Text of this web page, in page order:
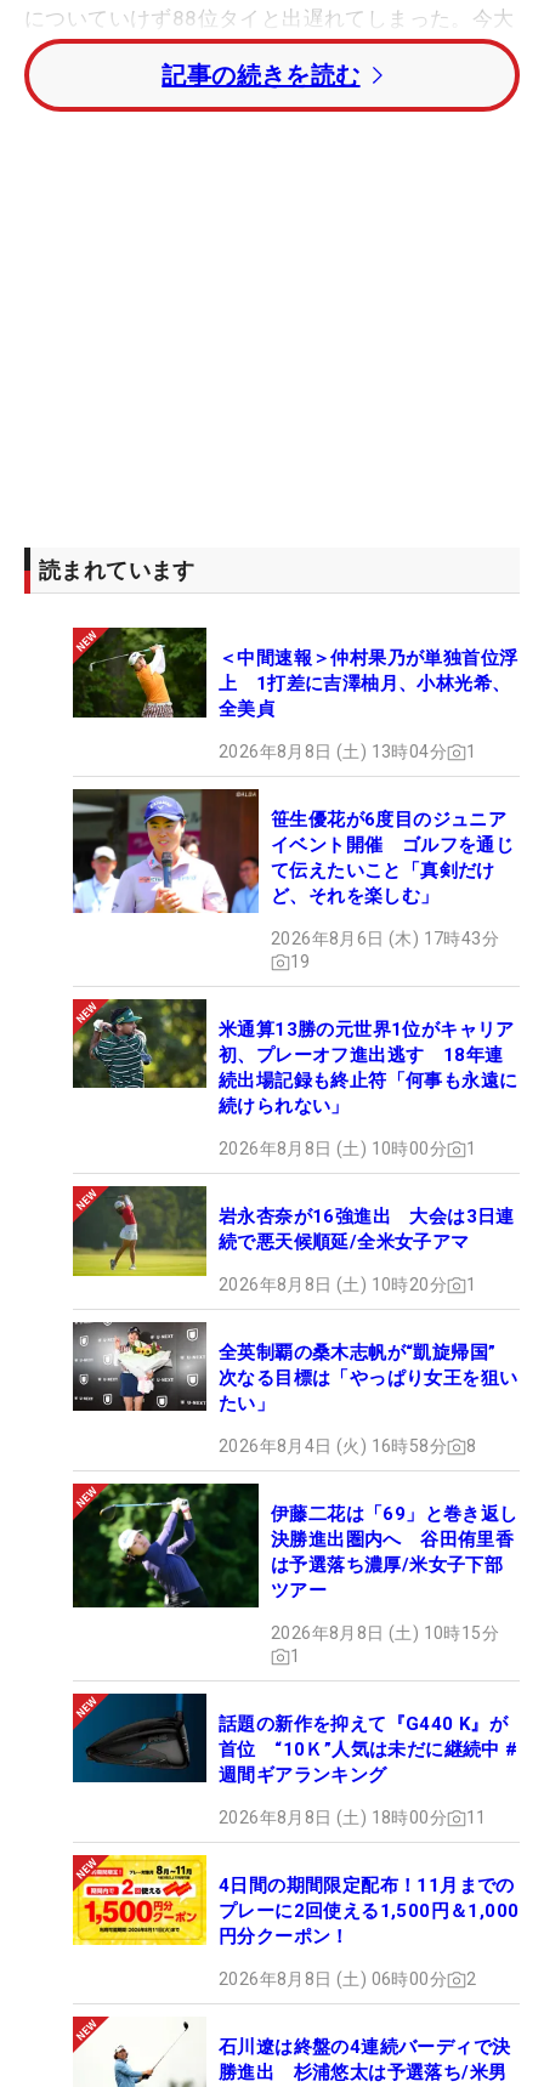
についていけず88位タイと出遅れてしまった。今大
会の結果いかんでは世界ランキングナンバー1戴冠
もあるが、出だしでいきなりつまづいてしまった。
まずは予選突破へ向け明日の巻き返しを誓う。
2位T：
4位T：ミーナ・リー
4位T：アンナ・ノルドクビスト
4位T：M・J・ハー(-6)
4位T：アレイナ・シャープ
(-5)他6名
88位T：宮里藍(E)他20名
記事の続きを読む
読まれています
＜中間速報＞仲村果乃が単独首位浮
上 1打差に吉澤柚月、小林光希、
全美貞
2026年8月8日 (土) 13時04分 1
笹生優花が6度目のジュニア
イベント開催 ゴルフを通じ
て伝えたいこと「真剣だけ
ど、それを楽しむ」
2026年8月6日 (木) 17時43分
19
米通算13勝の元世界1位がキャリア
初、プレーオフ進出逃す 18年連
続出場記録も終止符「何事も永遠に
続けられない」
2026年8月8日 (土) 10時00分 1
岩永杏奈が16強進出 大会は3日連
続で悪天候順延/全米女子アマ
2026年8月8日 (土) 10時20分 1
全英制覇の桑木志帆が“凱旋帰国”
次なる目標は「やっぱり女王を狙い
たい」
2026年8月4日 (火) 16時58分 8
伊藤二花は「69」と巻き返し
決勝進出圏内へ 谷田侑里香
は予選落ち濃厚/米女子下部
ツアー
2026年8月8日 (土) 10時15分
1
話題の新作を抑えて『G440 K』が
首位 “10Ｋ”人気は未だに継続中 #
週間ギアランキング
2026年8月8日 (土) 18時00分 11
4日間の期間限定配布！11月までの
プレーに2回使える1,500円＆1,000
円分クーポン！
2026年8月8日 (土) 06時00分 2
石川遼は終盤の4連続バーディで決
勝進出 杉浦悠太は予選落ち/米男